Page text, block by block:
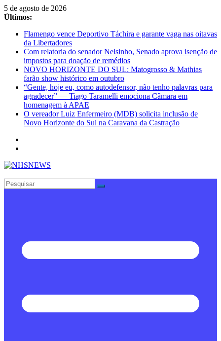
Pular
para
conteúdo
5 de agosto de 2026
Últimos:
Flamengo vence Deportivo Táchira e garante vaga nas oitavas
da Libertadores
Com relatoria do senador Nelsinho, Senado aprova isenção de
impostos para doação de remédios
NOVO HORIZONTE DO SUL: Matogrosso & Mathias
farão show histórico em outubro
“Gente, hoje eu, como autodefensor, não tenho palavras para
agradecer” — Tiago Taramelli emociona Câmara em
homenagem à APAE
O vereador Luiz Enfermeiro (MDB) solicita inclusão de
Novo Horizonte do Sul na Caravana da Castração